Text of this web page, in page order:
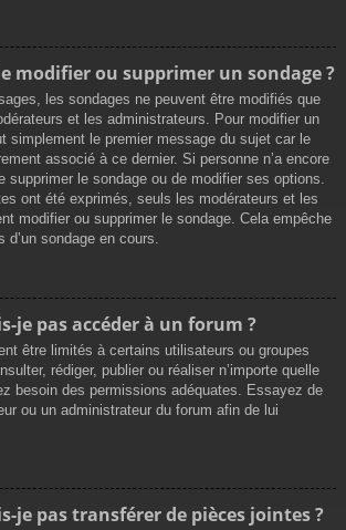
modifier ou supprimer un sondage ?
les sondages ne peuvent être modifiés que
et les administrateurs. Pour modifier un
simplement le premier message du sujet car le
associé à ce dernier. Si personne n’a encore
supprimer le sondage ou de modifier ses options.
ont été exprimés, seuls les modérateurs et les
modifier ou supprimer le sondage. Cela empêche
d’un sondage en cours.
je pas accéder à un forum ?
être limités à certains utilisateurs ou groupes
rédiger, publier ou réaliser n’importe quelle
besoin des permissions adéquates. Essayez de
ou un administrateur du forum afin de lui
je pas transférer de pièces jointes ?